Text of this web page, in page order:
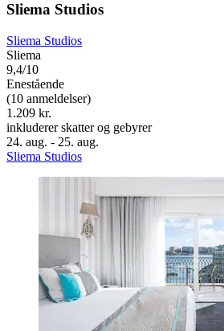
Sliema Studios
Sliema Studios
Sliema
9,4/10
Enestående
(10 anmeldelser)
1.209 kr.
inkluderer skatter og gebyrer
24. aug. - 25. aug.
Sliema Studios